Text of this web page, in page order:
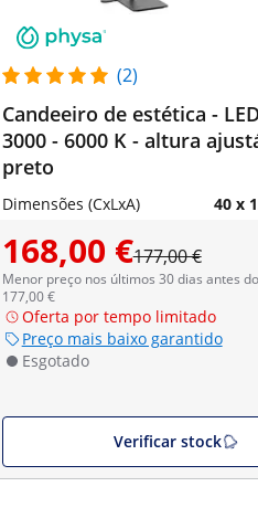
(2)
Candeeiro de estética -
3000 - 6000 K - altura
preto
Dimensões (CxLxA) 40 x
168,00 €177,00 €
Menor preço nos últimos 30 dias antes
177,00 €
Oferta por tempo limitado
Preço mais baixo garantido
Esgotado
Verificar stock